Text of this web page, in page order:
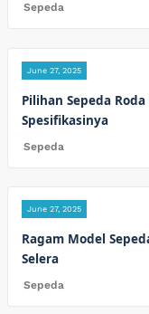
Sepeda
June 27, 2025
Pilihan Sepeda
Spesifikasinya
Sepeda
June 27, 2025
Ragam Model
Selera
Sepeda